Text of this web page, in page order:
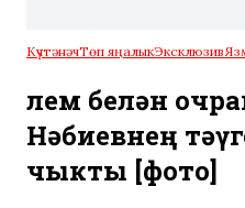
КүчтәнәчТөп яңалыкЭксклюзив
Үлем белән
Нәбиевнең
чыкты [фото]